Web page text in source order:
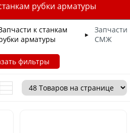
рубки арматуры
к станкам
арматуры
►
Запчасти
СМЖ
фильтры